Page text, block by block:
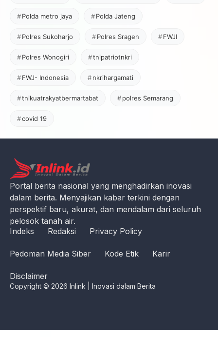
Polda metro jaya Polda Jateng
Polres Sukoharjo Polres Sragen FWJI
Polres Wonogiri tnipatriotnkri
FWJ- Indonesia nkrihargamati
tnikuatrakyatbermartabat polres Semarang
covid 19
Portal berita nasional yang menghadirkan inovasi
dalam berita. Menyajikan kabar terkini dengan
perspektif baru, akurat, dan mendalam dari seluruh
pelosok tanah air.
Indeks
Redaksi Privacy Policy
Pedoman Media Siber Kode Etik Karir
Disclaimer
Copyright © 2026 Inlink | Inovasi dalam Berita